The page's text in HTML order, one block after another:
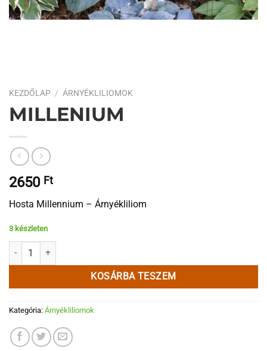
KEZDŐLAP / ÁRNYÉKLILIOMOK
MILLENIUM
2650 Ft
Hosta Millennium – Árnyékliliom
3 készleten
Millenium mennyiség
KOSÁRBA TESZEM
Kategória: Árnyékliliomok